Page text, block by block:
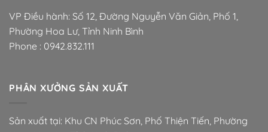
VP Điều hành: Số 12, Đường Nguyễn Văn Giản, Phố 1,
Phường Hoa Lư, Tỉnh Ninh Bình
Phone : 0942.832.111
PHÂN XƯỞNG SẢN XUẤT
Sản xuất tại: Khu CN Phúc Sơn, Phố Thiện Tiến, Phường